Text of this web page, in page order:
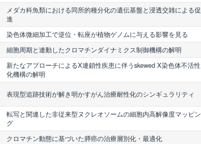
メダカ科魚類における同所的種分化の遺伝基盤と浸透交雑による促
進
染色体微細加工で逆位・転座が植物ゲノムに与える影響を見る
細胞周期と連動したクロマチンダイナミクス制御機構の解明
新たなアプローチによるX連鎖性疾患に伴うskewed X染色体不活性
化機構の解明
表現型追跡技術が解き明かすがん治療耐性化のシンギュラリティ
転写と関連した非従来型ヌクレオソームの細胞内高解像度マッピン
グ
クロマチン動態に基づいた膵癌の治療層別化・最適化